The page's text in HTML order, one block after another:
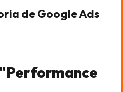
de Google Ads